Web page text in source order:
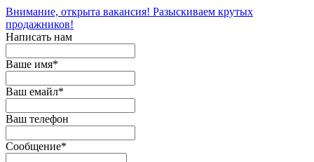
Внимание, открыта вакансия! Разыскиваем крутых
продажников!
Написать нам
Ваше имя*
Ваш емайл*
Ваш телефон
Сообщение*